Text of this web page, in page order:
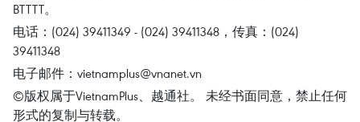
BTTTT。
电话：(024) 39411349 - (024) 39411348，传真：(024)
39411348
电子邮件： vietnamplus@vnanet.vn
©版权属于VietnamPlus、越通社。 未经书面同意，禁止任何
形式的复制与转载。